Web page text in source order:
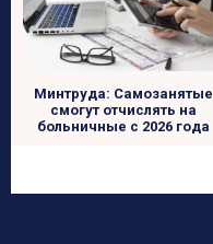
Минтруда: Самозанятые
смогут отчислять на
больничные с 2026 года